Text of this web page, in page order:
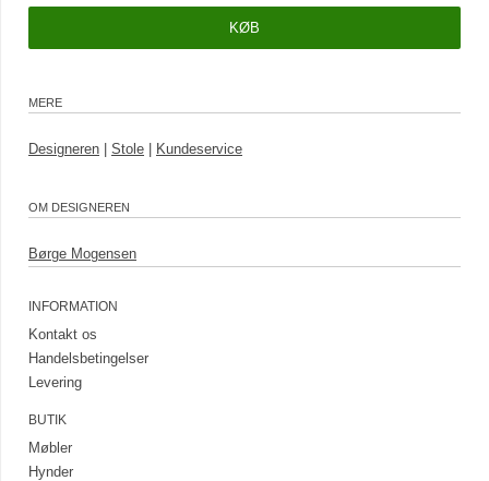
MERE
Designeren Stole Kundeservice
OM DESIGNEREN
Børge Mogensen
INFORMATION
Kontakt os
Handelsbetingelser
Levering
BUTIK
Møbler
Hynder